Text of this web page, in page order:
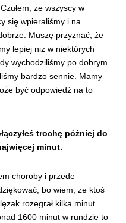
że wszyscy w
się wpieraliśmy i na
Muszę przyznać, że
lepiej niż w niektórych
wychodziliśmy po dobrym
bardzo sennie. Mamy
być odpowiedź na to
trochę później do
minut.
choroby i przede
bo wiem, że ktoś
rozegrał kilka minut
1600 minut w rundzie to